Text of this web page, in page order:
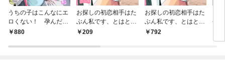
うちの子はこんなにエ
ロくない！ 孕んだら
帰れない世界で推しと
880
お探しの初恋相手はた
ぶん私です、とはとて
も言えない。～逃亡し
こじらせた青年と再会
209
お探しの初恋相手はた
ぶん私です、とはとて
も言えない。～逃亡し
792
長